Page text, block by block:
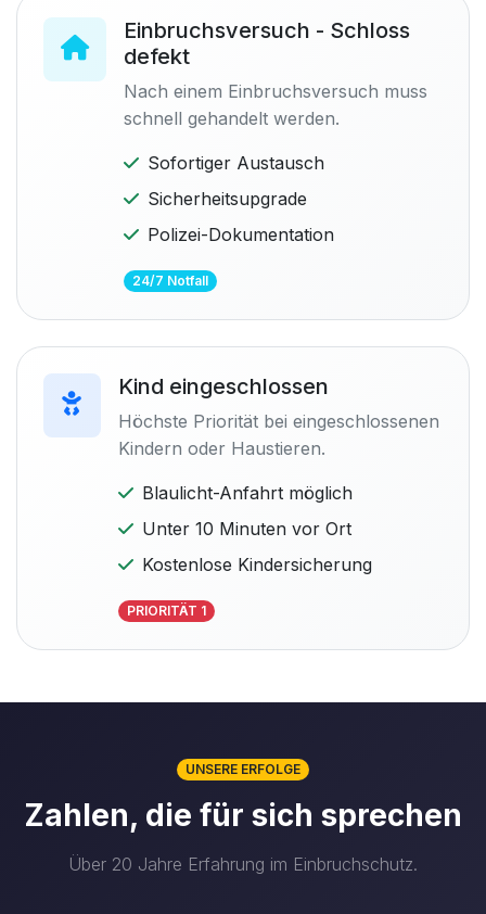
Einbruchsversuch - Schloss
defekt
Nach einem Einbruchsversuch muss
schnell gehandelt werden.
Sofortiger Austausch
Sicherheitsupgrade
Polizei-Dokumentation
24/7 Notfall
Kind eingeschlossen
Höchste Priorität bei eingeschlossenen
Kindern oder Haustieren.
Blaulicht-Anfahrt möglich
Unter 10 Minuten vor Ort
Kostenlose Kindersicherung
PRIORITÄT 1
UNSERE ERFOLGE
Zahlen, die für sich sprechen
Über 20 Jahre Erfahrung im Einbruchschutz.